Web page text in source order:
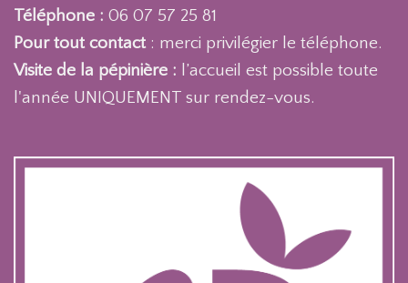
Téléphone : 06 07 57 25 81
Pour tout contact : merci privilégier le téléphone.
Visite de la pépinière : l’accueil est possible toute
l'année UNIQUEMENT sur rendez-vous.